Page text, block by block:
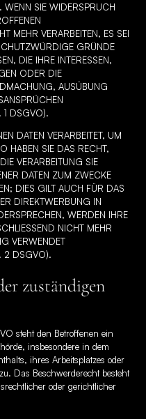
WENN SIE WIDERSPRUCH
MEHR VERARBEITEN, ES SEI
GRÜNDE
DIE IHRE INTERESSEN,
ODER DIE
AUSÜBUNG
1 DSGVO).
DATEN VERARBEITET, UM
HABEN SIE DAS RECHT,
VERARBEITUNG SIE
DATEN ZUM ZWECKE
DIES GILT AUCH FÜR DAS
DIREKTWERBUNG IN
WERDEN IHRE
NICHT MEHR
VERWENDET
2 DSGVO).
zuständigen
steht den Betroffenen ein
insbesondere in dem
ihres Arbeitsplatzes oder
Das Beschwerderecht besteht
oder gerichtlicher